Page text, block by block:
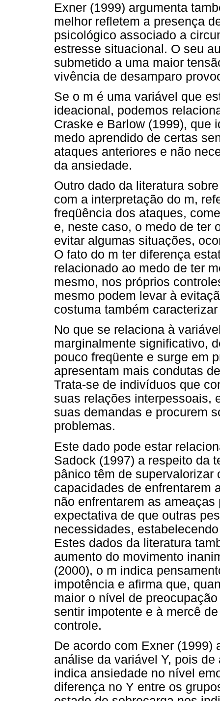
Exner (1999) argumenta
melhor refletem a presença
psicológico associado a
estresse situacional. O seu
submetido a uma maior
vivência de desamparo
Se o m é uma variável que
ideacional, podemos
Craske e Barlow (1999), que
medo aprendido de certas
ataques anteriores e não
da ansiedade.
Outro dado da literatura
com a interpretação do m,
freqüência dos ataques,
e, neste caso, o medo de ter
evitar algumas situações,
O fato do m ter diferença
relacionado ao medo de ter
mesmo, nos próprios
mesmo podem levar à
costuma também
No que se relaciona à
marginalmente significativo,
pouco freqüente e surge em
apresentam mais condutas
Trata-se de indivíduos que
suas relações interpessoais,
suas demandas e procurem
problemas.
Este dado pode estar
Sadock (1997) a respeito da
pânico têm de
capacidades de enfrentarem
não enfrentarem as
expectativa de que outras
necessidades,
Estes dados da literatura
aumento do movimento
(2000), o m indica
impotência e afirma que,
maior o nível de
sentir impotente e à mercê
controle.
De acordo com Exner (1999)
análise da variável Y, pois
indica ansiedade no nível
diferença no Y entre os